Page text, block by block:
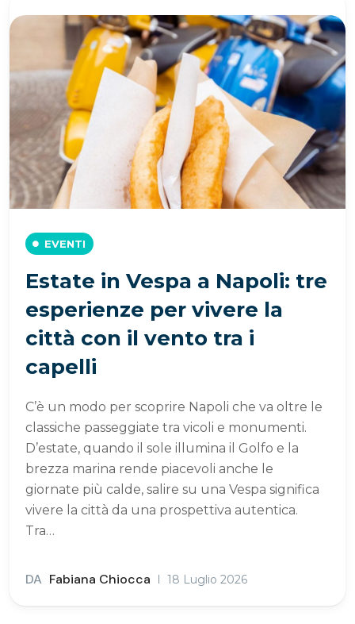
EVENTI
Estate in Vespa a Napoli: tre
esperienze per vivere la
città con il vento tra i
capelli
C’è un modo per scoprire Napoli che va oltre le
classiche passeggiate tra vicoli e monumenti.
D’estate, quando il sole illumina il Golfo e la
brezza marina rende piacevoli anche le
giornate più calde, salire su una Vespa significa
vivere la città da una prospettiva autentica.
Tra…
DA Fabiana Chiocca 18 Luglio 2026